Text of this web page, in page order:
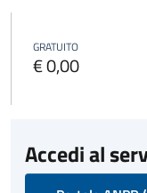
GRATUITO
€ 0,00
Accedi al